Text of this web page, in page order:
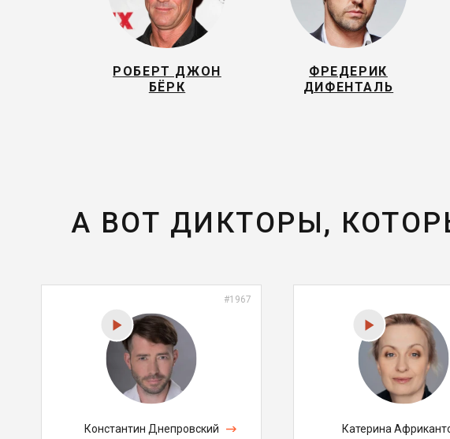
РОБЕРТ ДЖОН
БЁРК
ФРЕДЕРИК
ДИФЕНТАЛЬ
А ВОТ ДИКТОРЫ,
#1967
Константин Днепровский Катерина